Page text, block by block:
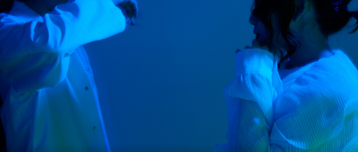
よくある質問